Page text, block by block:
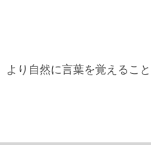
り自然に言葉を覚えること